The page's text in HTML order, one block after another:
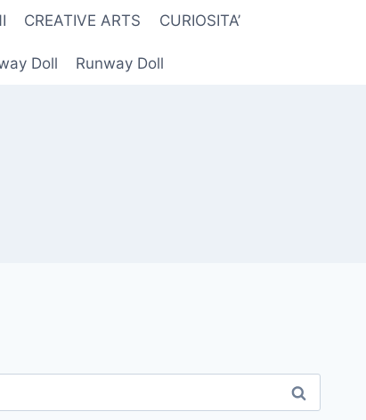
CREATIVE ARTS CURIOSITA’
Doll Runway Doll